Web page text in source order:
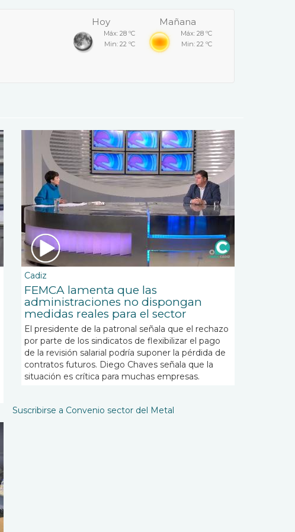
Hoy
Máx: 28 ºC
Min: 22 ºC
Mañana
Máx: 28 ºC
Min: 22 ºC
Cadiz
FEMCA lamenta que las
administraciones no dispongan
medidas reales para el sector
El presidente de la patronal señala que el rechazo
por parte de los sindicatos de flexibilizar el pago
de la revisión salarial podría suponer la pérdida de
contratos futuros. Diego Chaves señala que la
situación es crítica para muchas empresas.
Suscribirse a Convenio sector del Metal